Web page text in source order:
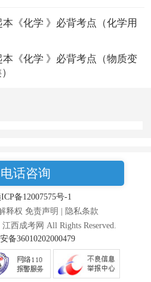
《化学 》必背考点（化学用
本《化学 》必背考点（物质变
电话咨询
备12007575号-1
释权 免责声明 | 隐私条款
西成考网 All Rights Reserved.
备36010202000479